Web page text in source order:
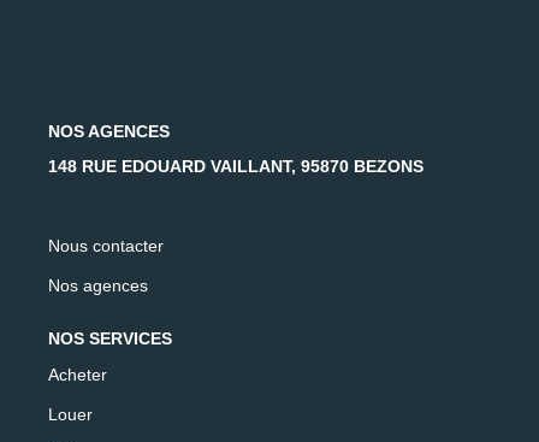
NOS AGENCES
148 RUE EDOUARD VAILLANT, 95870 BEZONS
Nous contacter
Nos agences
NOS SERVICES
Acheter
Louer